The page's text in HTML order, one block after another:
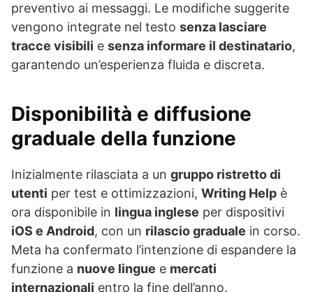
preventivo ai messaggi. Le modifiche suggerite
vengono integrate nel testo senza lasciare
tracce visibili e senza informare il destinatario,
garantendo un’esperienza fluida e discreta.
Disponibilità e diffusione
graduale della funzione
Inizialmente rilasciata a un gruppo ristretto di
utenti per test e ottimizzazioni, Writing Help è
ora disponibile in lingua inglese per dispositivi
iOS e Android, con un rilascio graduale in corso.
Meta ha confermato l’intenzione di espandere la
funzione a nuove lingue e mercati
internazionali entro la fine dell’anno.